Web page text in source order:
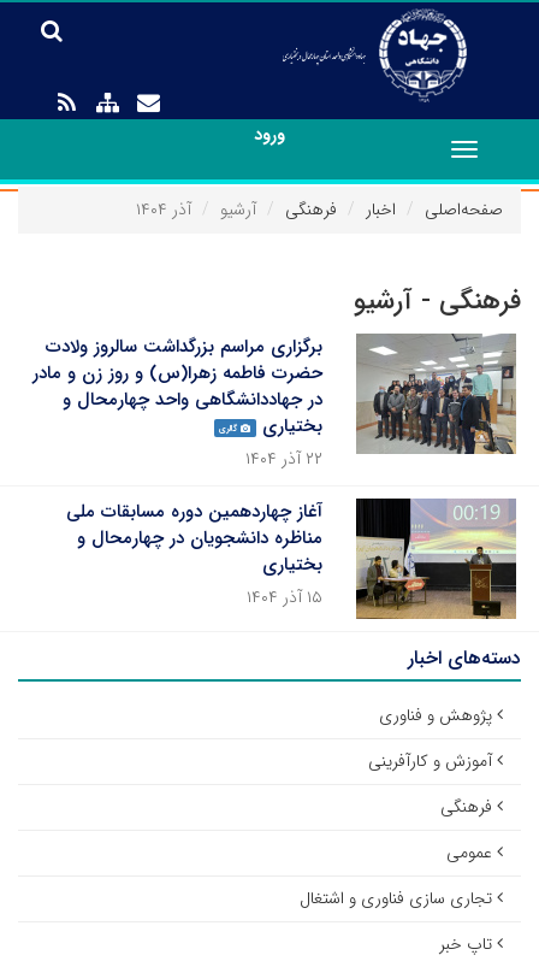
ورود
Toggle
navigation
صفحه‌اصلی
اخبار فرهنگی آرشیو آذر ۱۴۰۴
فرهنگی - آرشیو
برگزاری مراسم بزرگداشت سالروز ولادت
حضرت فاطمه زهرا(س) و روز زن و مادر
در جهاددانشگاهی واحد چهارمحال و
بختیاری
گالری
۲۲ آذر ۱۴۰۴
آغاز چهاردهمین دوره مسابقات ملی
مناظره دانشجویان در چهارمحال و
بختیاری
۱۵ آذر ۱۴۰۴
دسته‌های اخبار
پژوهش و فناوری
آموزش و کارآفرینی
فرهنگی
عمومی
تجاری سازی فناوری و اشتغال
تاپ خبر